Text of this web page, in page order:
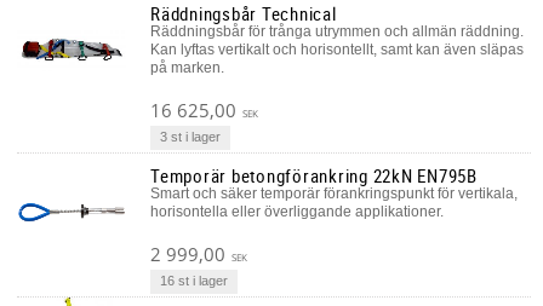
Räddningsbår Technical
Räddningsbår för trånga utrymmen och allmän räddning.
Kan lyftas vertikalt och horisontellt, samt kan även släpas
på marken.
16 625,00 SEK
3 st i lager
Temporär betongförankring 22kN EN795B
Smart och säker temporär förankringspunkt för vertikala,
horisontella eller överliggande applikationer.
2 999,00 SEK
16 st i lager